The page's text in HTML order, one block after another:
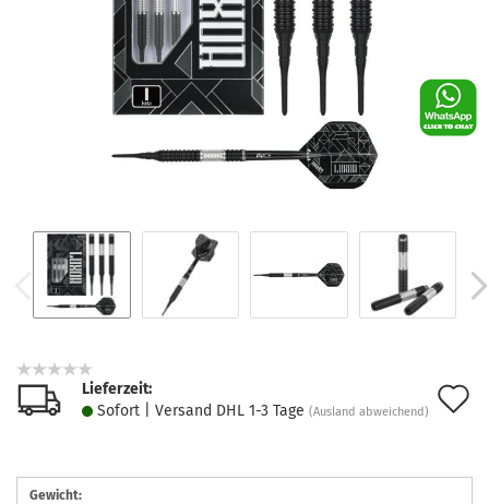
Lieferzeit:
Sofort | Versand DHL 1-3 Tage (Ausland abweichend)
Gewicht: